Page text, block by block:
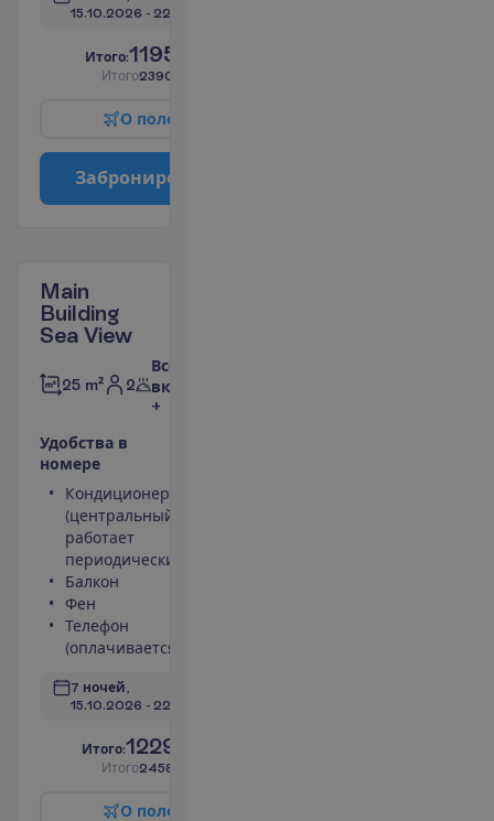
15.10.2026 - 22.10.2026
Итого:1195.00
Итого2390.00
О поле
Заброниро
Main
Building
Sea View
25 m² 2
Все
включено
+
Удобства в
номере
Кондиционер
(центральный,
работает
периодически)
Балкон
Фен
Телефон
(оплачивается)
7 ночей,
15.10.2026 - 22.10.2026
Итого:1229.00
Итого2458.00
О поле